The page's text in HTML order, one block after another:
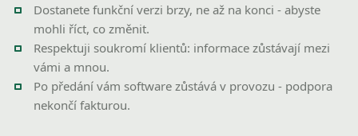
Dostanete funkční verzi brzy, ne až na konci - abyste
mohli říct, co změnit.
Respektuji soukromí klientů: informace zůstávají mezi
vámi a mnou.
Po předání vám software zůstává v provozu - podpora
nekončí fakturou.